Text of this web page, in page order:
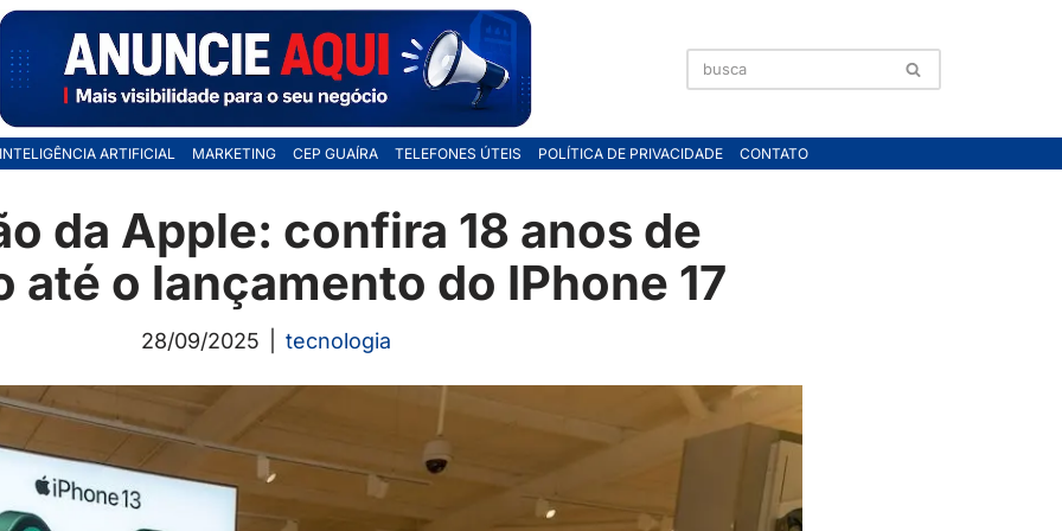
INTELIGÊNCIA ARTIFICIAL MARKETING CEP GUAÍRA TELEFONES ÚTEIS POLÍTICA DE PRIVACIDADE CONTATO
da Apple: confira 18 anos de
até o lançamento do IPhone 17
28/09/2025 tecnologia